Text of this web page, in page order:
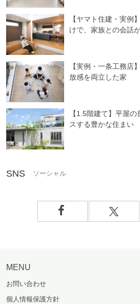
【ヤマト住建・実例
けで、家族との会話
【実例・一条工務店
放感を両立した家
【1.5階建て】平屋
スする豊かな住まい
SNS
MENU
お問い合わせ
個人情報保護方針